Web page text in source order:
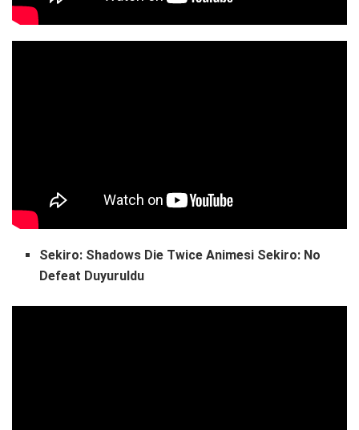
Sekiro: Shadows Die Twice Animesi Sekiro: No
Defeat Duyuruldu